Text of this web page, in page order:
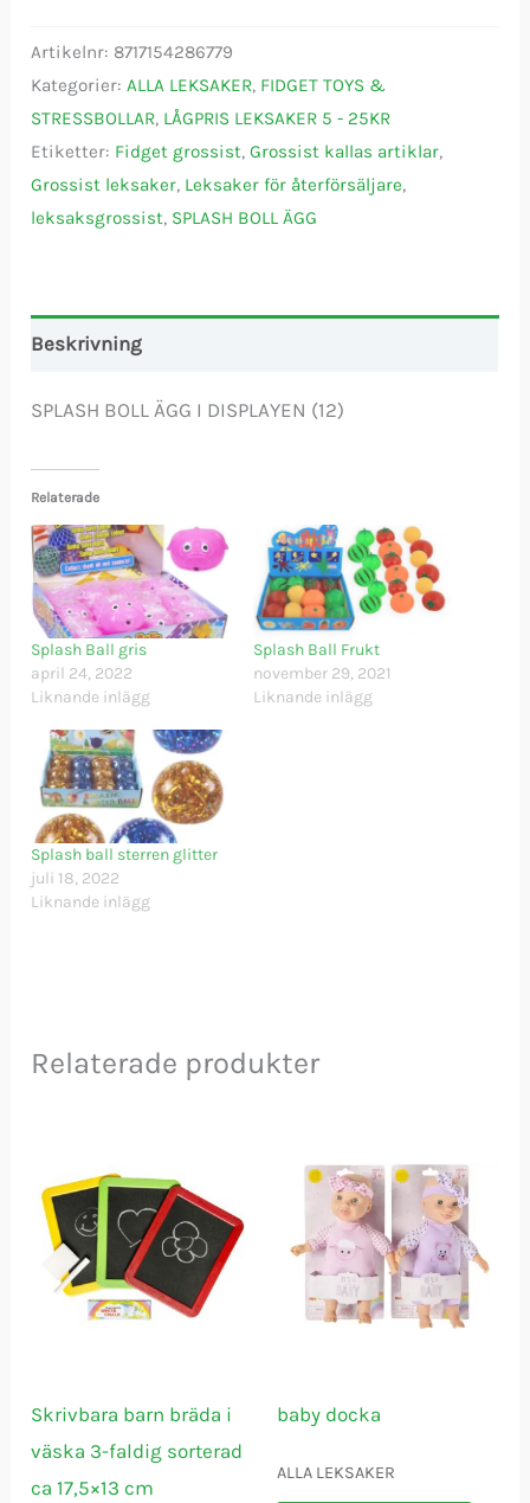
Artikelnr: 8717154286779
Kategorier:ALLA LEKSAKER, FIDGET TOYS &
STRESSBOLLAR, LÅGPRIS LEKSAKER 5 - 25KR
Etiketter: Fidget grossist,Grossist kallas artiklar,
Grossist leksaker, Leksaker för återförsäljare,
leksaksgrossist, SPLASH BOLL ÄGG
Beskrivning
SPLASH BOLL ÄGG I DISPLAYEN (12)
Relaterade
Splash Ball gris
april 24, 2022
Liknande inlägg
Splash Ball Frukt
november 29, 2021
Liknande inlägg
Splash ball sterren glitter
juli 18, 2022
Liknande inlägg
Relaterade produkter
Skrivbara barn bräda i
väska 3-faldig sorterad
ca 17,5×13 cm
baby docka
ALLA LEKSAKER